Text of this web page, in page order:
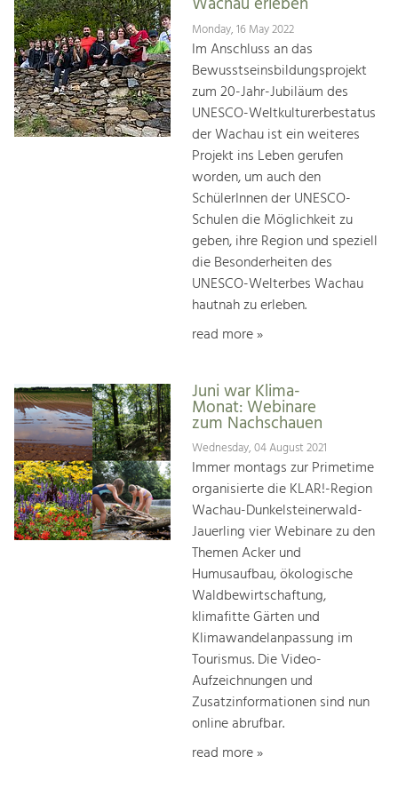
Monday, 16 May 2022
Im Anschluss an das
Bewusstseinsbildungsprojekt
zum 20-Jahr-Jubiläum des
UNESCO-Weltkulturerbestatus
der Wachau ist ein weiteres
Projekt ins Leben gerufen
worden, um auch den
SchülerInnen der UNESCO-
Schulen die Möglichkeit zu
geben, ihre Region und speziell
die Besonderheiten des
UNESCO-Welterbes Wachau
hautnah zu erleben.
read more »
Juni war Klima-
Monat: Webinare
zum Nachschauen
Wednesday, 04 August 2021
Immer montags zur Primetime
organisierte die KLAR!-Region
Wachau-Dunkelsteinerwald-
Jauerling vier Webinare zu den
Themen Acker und
Humusaufbau, ökologische
Waldbewirtschaftung,
klimafitte Gärten und
Klimawandelanpassung im
Tourismus. Die Video-
Aufzeichnungen und
Zusatzinformationen sind nun
online abrufbar.
read more »